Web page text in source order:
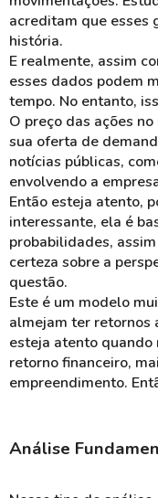
acreditam que esses
história.
E realmente, assim
esses dados podem
tempo. No entanto,
O preço das ações
sua oferta de
notícias públicas,
envolvendo a
Então esteja atento,
interessante, ela é
probabilidades,
certeza sobre a
questão.
Este é um modelo
almejam ter retornos
esteja atento quando
retorno financeiro,
empreendimento.
Análise